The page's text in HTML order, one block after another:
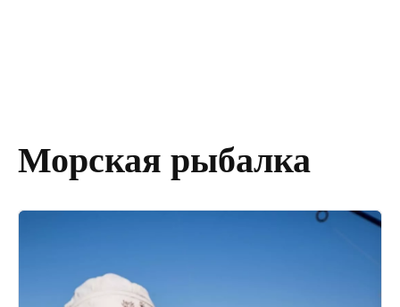
Морская рыбалка